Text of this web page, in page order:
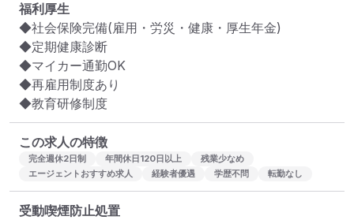
福利厚生
◆社会保険完備(雇用・労災・健康・厚生年金)
◆定期健康診断
◆マイカー通勤OK
◆再雇用制度あり
◆教育研修制度
この求人の特徴
完全週休2日制 年間休日120日以上
残業少なめ
エージェントおすすめ求人
経験者優遇 学歴不問 転勤なし
受動喫煙防止処置